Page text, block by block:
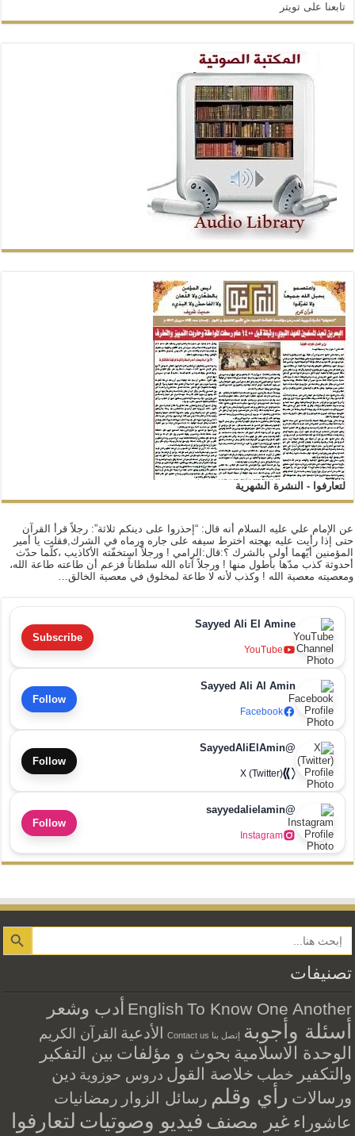
تابعنا على تويتر
لتعارفوا - النشرة الشهرية
عن الإمام علي عليه السلام أنه قال: “إحذروا على دينكم ثلاثة”: رجلاً قرأ القرآن
حتى إذا رأيت عليه بهجته اخترط سيفه على جاره ورماه في الشرك,فقلت يا أمير
المؤمنين أيّهما أولى بالشرك ؟:قال:الرامي ! ورجلاً استخفّته الأكاذيب ،كلّما حدّث
أحدوثة كذب مدّها بأطول منها ! ورجلاً آتاه الله سلطاناً فزعم أن طاعته طاعة الله،
ومعصيته معصية الله ! وكذب لأنه لا طاعة لمخلوق في معصية الخالق…
Sayyed Ali El Amine
YouTube
Subscribe
Sayyed Ali Al Amin
Facebook
Follow
@SayyedAliElAmin
X (Twitter)
Follow
@sayyedalielamin
Instagram
Follow
Search Button
تصنيفات
English To Know One Another أدب وشعر
أسئلة وأجوبة إتصل بنا Contact us الأدعية القرآن الكريم
الوحدة الاسلامية بحوث و مؤلفات بين التفكير
والتكفير خطب خلاصة القول دروس حوزوية دين
ورسالات رأي وقلم رسائل الزوار رمضانيات
عاشوراء غير مصنف فيديو وصوتيات لتعارفوا